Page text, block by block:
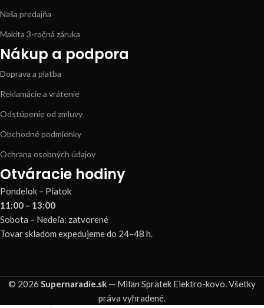
Naša predajňa
Makita 3-ročná záruka
Nákup a podpora
Doprava a platba
Reklamácie a vrátenie
Odstúpenie od zmluvy
Obchodné podmienky
Ochrana osobných údajov
Otváracie hodiny
Pondelok – Piatok
11:00 – 13:00
Sobota – Nedeľa: zatvorené
Tovar skladom expedujeme do 24–48 h.
© 2026 Supernaradie.sk — Milan Spratek Elektro-kovo. Všetky
práva vyhradené.